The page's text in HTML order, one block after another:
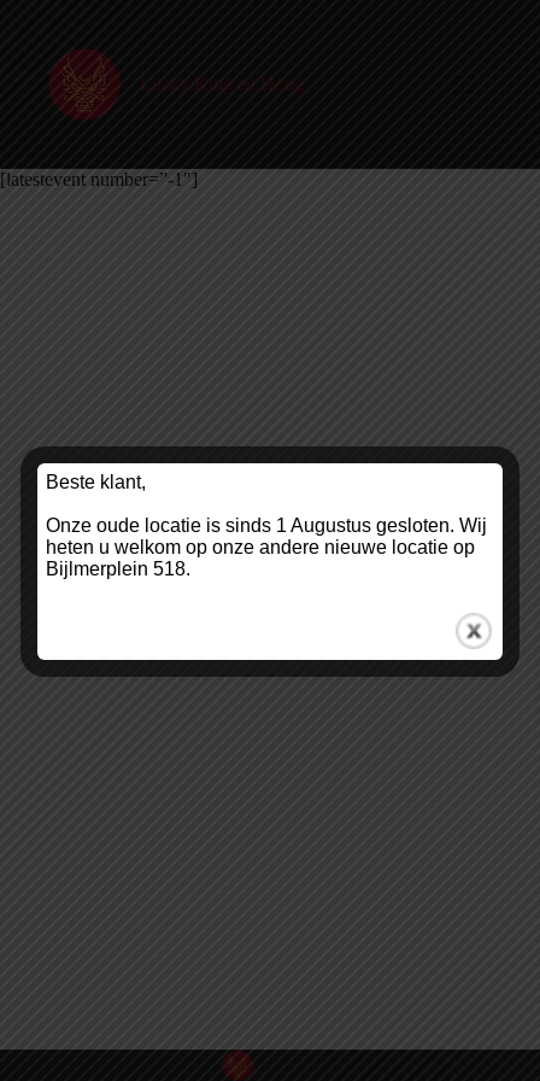
inhoud
Lucky King en Hong
[latestevent number=”-1″]
Beste klant,
Onze oude locatie is sinds 1 Augustus gesloten. Wij
heten u welkom op onze andere nieuwe locatie op
Bijlmerplein 518.